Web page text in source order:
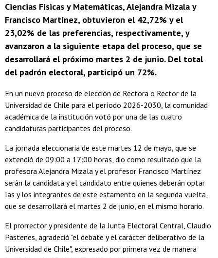
Ciencias Físicas y Matemáticas, Alejandra Mizala y
Francisco Martínez, obtuvieron el 42,72% y el
23,02% de las preferencias, respectivamente, y
avanzaron a la siguiente etapa del proceso, que se
desarrollará el próximo martes 2 de junio. Del total
del padrón electoral, participó un 72%.
En un nuevo proceso de elección de Rectora o Rector de la
Universidad de Chile para el período 2026-2030, la comunidad
académica de la institución votó por una de las cuatro
candidaturas participantes del proceso.
La jornada eleccionaria de este martes 12 de mayo, que se
extendió de 09:00 a 17:00 horas, dio como resultado que la
profesora Alejandra Mizala y el profesor Francisco Martínez
serán la candidata y el candidato entre quienes deberán optar
las y los integrantes de este estamento en la segunda vuelta,
que se desarrollará el martes 2 de junio, en el mismo horario.
El prorrector y presidente de la Junta Electoral Central, Claudio
Pastenes, agradeció "el debate y el carácter deliberativo de la
Universidad de Chile", expresado por primera vez de manera